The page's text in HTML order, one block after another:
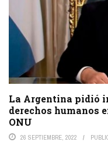
La Argentina pidió
derechos humanos
ONU
26 SEPTIEMBRE, 2022